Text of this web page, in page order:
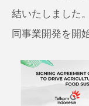
結いたしました
同事業開発を開